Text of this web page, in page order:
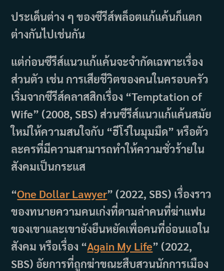
ประเด็นต่าง ๆ ของซีรีส์พล็อตแก้แค้นก็แตก
ต่างกันไปเช่นกัน
แต่ก่อนซีรีส์แนวแก้แค้นจะจำกัดเฉพาะเรื่อง
ส่วนตัว เช่น การเสียชีวิตของคนในครอบครัว
เริ่มจากซีรีส์คลาสสิกเรื่อง “Temptation of
Wife” (2008, SBS) ส่วนซีรีส์แนวแก้แค้นสมัย
ใหม่ให้ความสนใจกับ “ฮีโร่ในมุมมืด” หรือตัว
ละครที่มีความสามารถทำให้ความชั่วร้ายใน
สังคมเป็นกระแส
“One Dollar Lawyer” (2022, SBS) เรื่องราว
ของทนายความคนเก่งที่ตามล่าคนที่ฆ่าแฟน
ของเขาและเขายังยืนหยัดเพื่อคนที่อ่อนแอใน
สังคม หรือเรื่อง “Again My Life” (2022,
SBS) อัยการที่ถูกฆ่าขณะสืบสวนนักการเมือง